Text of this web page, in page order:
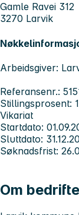
Gamle Ravei 312
3270 Larvik
Arbeidsgiver:
Referansenr.:
Stillingsprosent:
Vikariat
Startdato:
Sluttdato:
Søknadsfrist:
Om